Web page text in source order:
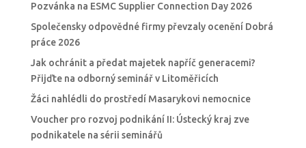
Pozvánka na ESMC Supplier Connection Day 2026
Společensky odpovědné firmy převzaly ocenění Dobrá
práce 2026
Jak ochránit a předat majetek napříč generacemi?
Přijďte na odborný seminář v Litoměřicích
Žáci nahlédli do prostředí Masarykovi nemocnice
Voucher pro rozvoj podnikání II: Ústecký kraj zve
podnikatele na sérii seminářů